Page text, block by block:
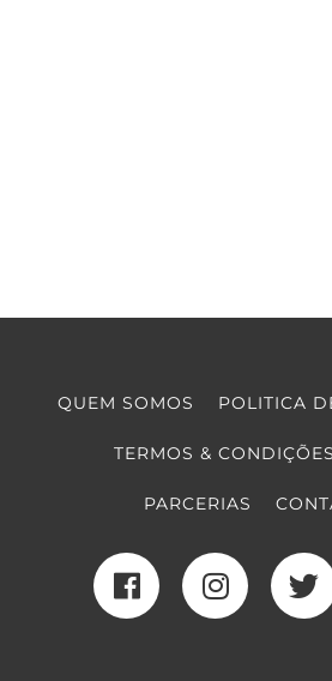
QUEM SOMOS POLITICA
TERMOS & CONDIÇÕES
PARCERIAS